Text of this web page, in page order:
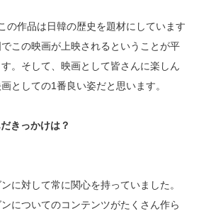
の作品は日韓の歴史を題材にしています
この映画が上映されるということが平
。そして、映画として皆さんに楽しん
としての1番良い姿だと思います。
きっかけは？
に対して常に関心を持っていました。
についてのコンテンツがたくさん作ら